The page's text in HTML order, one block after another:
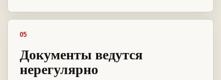
05
Документы ведутся
нерегулярно